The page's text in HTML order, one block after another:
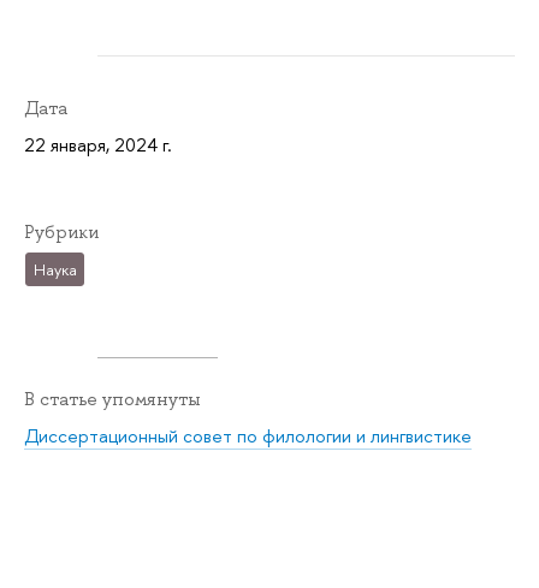
Дата
22 января, 2024 г.
Рубрики
Наука
В статье упомянуты
Диссертационный совет по филологии и лингвистике